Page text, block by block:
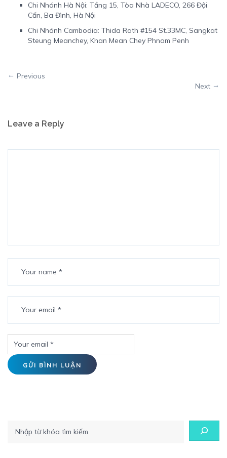
Chi Nhánh Hà Nội: Tầng 15, Tòa Nhà LADECO, 266 Đội
Cấn, Ba Đình, Hà Nội
Chi Nhánh Cambodia: Thida Rath #154 St.33MC, Sangkat
Steung Meanchey, Khan Mean Chey Phnom Penh
Previous
Next
Leave a Reply